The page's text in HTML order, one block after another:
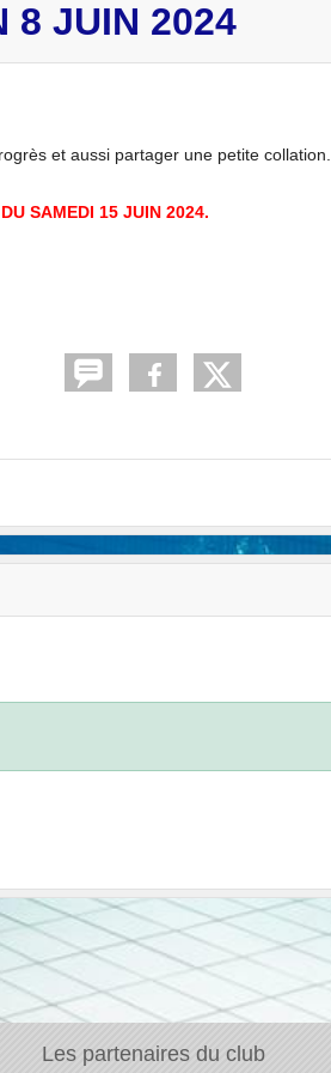
8 JUIN 2024
et aussi partager une petite collation.
SAMEDI 15 JUIN 2024.
Les partenaires du club